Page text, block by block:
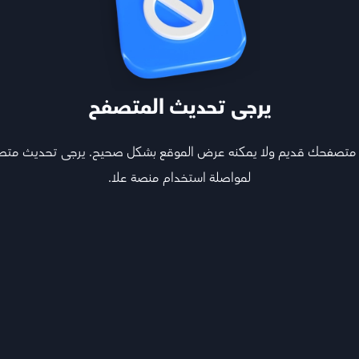
يرجى تحديث المتصفح
متصفحك قديم ولا يمكنه عرض الموقع بشكل صحيح. يرجى تحديث
لمواصلة استخدام منصة علا.